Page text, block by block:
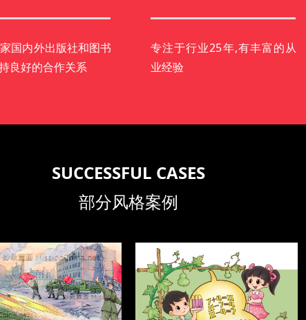
专注于行业25年,有丰富的从
业经验
国内外出版社和图书
良好的合作关系
SUCCESSFUL CASES
部分风格案例